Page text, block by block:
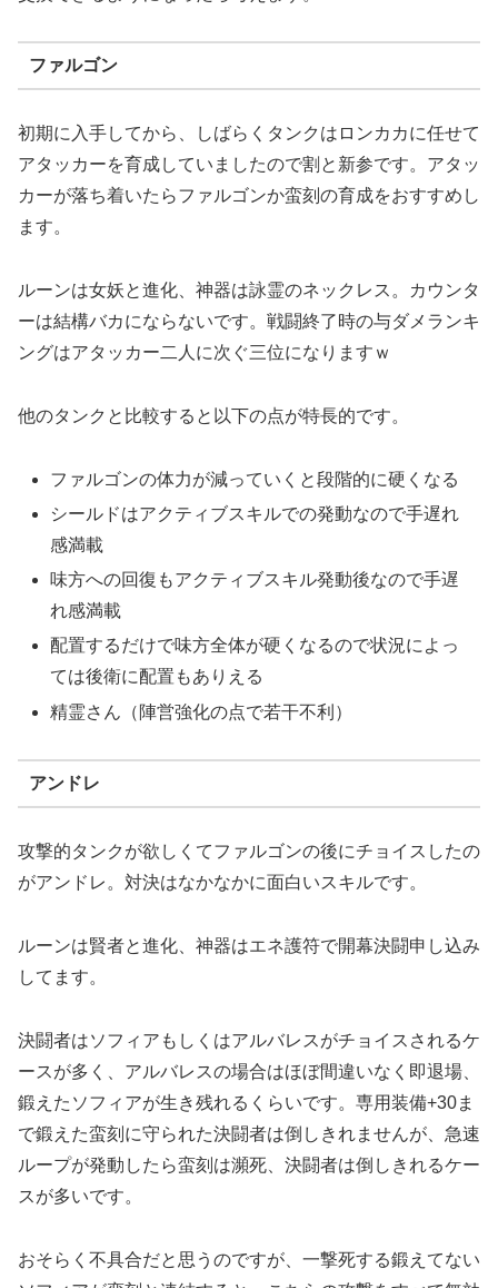
ファルゴン
初期に入手してから、しばらくタンクはロンカカに任せて
アタッカーを育成していましたので割と新参です。アタッ
カーが落ち着いたらファルゴンか蛮刻の育成をおすすめし
ます。
ルーンは女妖と進化、神器は詠霊のネックレス。カウンタ
ーは結構バカにならないです。戦闘終了時の与ダメランキ
ングはアタッカー二人に次ぐ三位になりますｗ
他のタンクと比較すると以下の点が特長的です。
ファルゴンの体力が減っていくと段階的に硬くなる
シールドはアクティブスキルでの発動なので手遅れ
感満載
味方への回復もアクティブスキル発動後なので手遅
れ感満載
配置するだけで味方全体が硬くなるので状況によっ
ては後衛に配置もありえる
精霊さん（陣営強化の点で若干不利）
アンドレ
攻撃的タンクが欲しくてファルゴンの後にチョイスしたの
がアンドレ。対決はなかなかに面白いスキルです。
ルーンは賢者と進化、神器はエネ護符で開幕決闘申し込み
してます。
決闘者はソフィアもしくはアルバレスがチョイスされるケ
ースが多く、アルバレスの場合はほぼ間違いなく即退場、
鍛えたソフィアが生き残れるくらいです。専用装備+30ま
で鍛えた蛮刻に守られた決闘者は倒しきれませんが、急速
ループが発動したら蛮刻は瀕死、決闘者は倒しきれるケー
スが多いです。
おそらく不具合だと思うのですが、一撃死する鍛えてない